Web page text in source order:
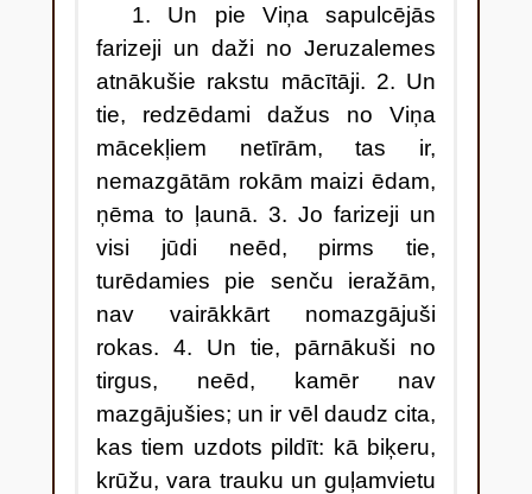
1. Un pie Viņa sapulcējās
farizeji un daži no Jeruzalemes
atnākušie rakstu mācītāji. 2. Un
tie, redzēdami dažus no Viņa
mācekļiem netīrām, tas ir,
nemazgātām rokām maizi ēdam,
ņēma to ļaunā. 3. Jo farizeji un
visi jūdi neēd, pirms tie,
turēdamies pie senču ieražām,
nav vairākkārt nomazgājuši
rokas. 4. Un tie, pārnākuši no
tirgus, neēd, kamēr nav
mazgājušies; un ir vēl daudz cita,
kas tiem uzdots pildīt: kā biķeru,
krūžu, vara trauku un guļamvietu